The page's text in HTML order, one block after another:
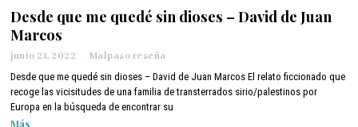
Desde que me quedé sin dioses – David de Juan
Marcos
junio 21, 2022
i
o
Malpaso reseña
Desde que me quedé sin dioses – David de Juan Marcos El relato ficcionado que
recoge las vicisitudes de una familia de transterrados sirio/palestinos por
Europa en la búsqueda de encontrar su
Más